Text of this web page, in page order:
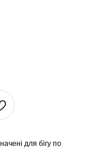
для бігу по